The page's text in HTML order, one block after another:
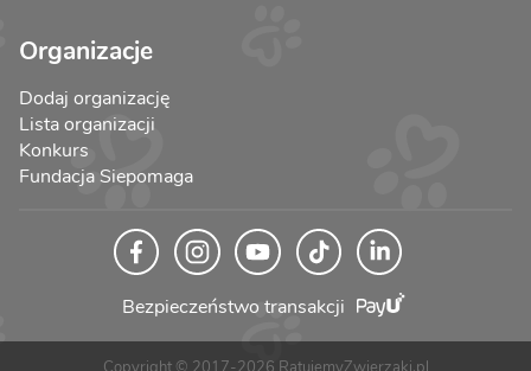
Organizacje
Dodaj organizację
Lista organizacji
Konkurs
Fundacja Siepomaga
Bezpieczeństwo transakcji